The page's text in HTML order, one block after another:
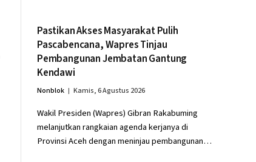
Pastikan Akses Masyarakat Pulih
Pascabencana, Wapres Tinjau
Pembangunan Jembatan Gantung
Kendawi
Nonblok Kamis, 6 Agustus 2026
Wakil Presiden (Wapres) Gibran Rakabuming
melanjutkan rangkaian agenda kerjanya di
Provinsi Aceh dengan meninjau pembangunan…